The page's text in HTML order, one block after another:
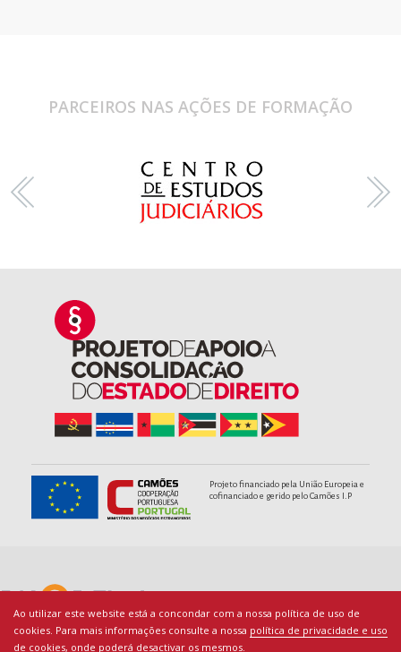
Ao utilizar este website está a concondar com a nossa política de uso de
cookies. Para mais informações consulte a nossa política de privacidade e uso
de cookies, onde poderá desactivar os mesmos.
PARCEIROS NAS AÇÕES DE FORMAÇÃO
Projeto financiado pela União Europeia e
cofinanciado e gerido pelo Camões I.P